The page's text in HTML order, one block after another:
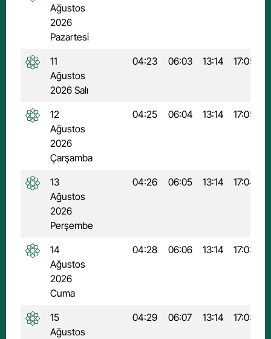
Ağustos
2026
Pazartesi
11
Ağustos
2026 Salı
04:23 06:03 13:14 17:05
12
Ağustos
2026
Çarşamba
04:25 06:04 13:14 17:05
13
Ağustos
2026
Perşembe
04:26 06:05 13:14 17:04
14
Ağustos
2026
Cuma
04:28 06:06 13:14 17:03
15
Ağustos
04:29 06:07 13:14 17:03